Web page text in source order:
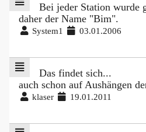
Bei jeder Station wurde
daher der Name "Bim".
System1 03.01.2006
Das findet sich...
auch schon auf Aushängen
klaser 19.01.2011